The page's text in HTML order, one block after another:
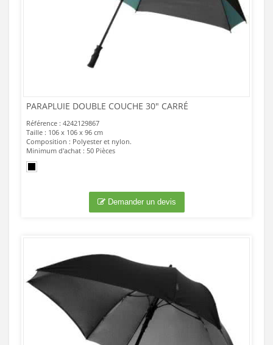
PARAPLUIE DOUBLE COUCHE 30" CARRÉ
Référence : 4242129867
Taille : 106 x 106 x 96 cm
Composition : Polyester et nylon.
Minimum d'achat : 50 Pièces
Demander un devis